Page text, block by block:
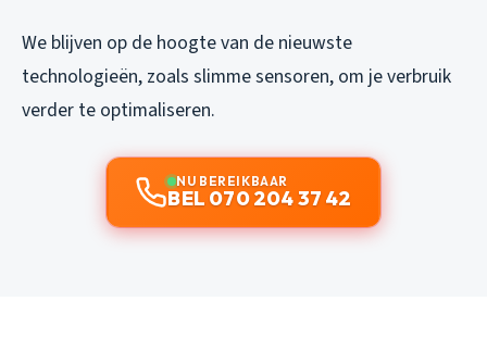
We blijven op de hoogte van de nieuwste
technologieën, zoals slimme sensoren, om je verbruik
verder te optimaliseren.
NU BEREIKBAAR
BEL 070 204 37 42